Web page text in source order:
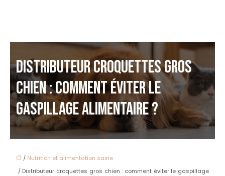
DISTRIBUTEUR CROQUETTES GROS
CHIEN : COMMENT ÉVITER LE
GASPILLAGE ALIMENTAIRE ?
/ Nutrition et alimentation saine
/ Distributeur croquettes gros chien : comment éviter le gaspillage